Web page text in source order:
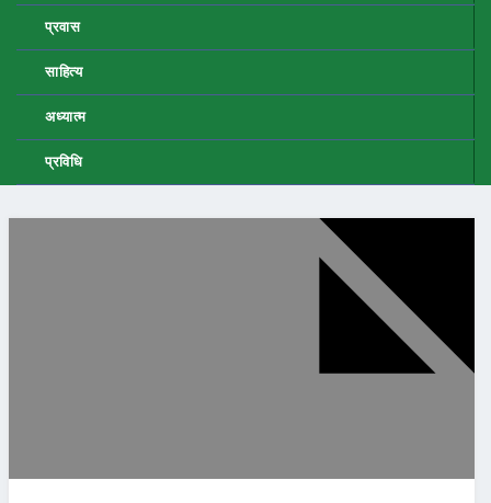
प्रवास
साहित्य
अध्यात्म
प्रविधि